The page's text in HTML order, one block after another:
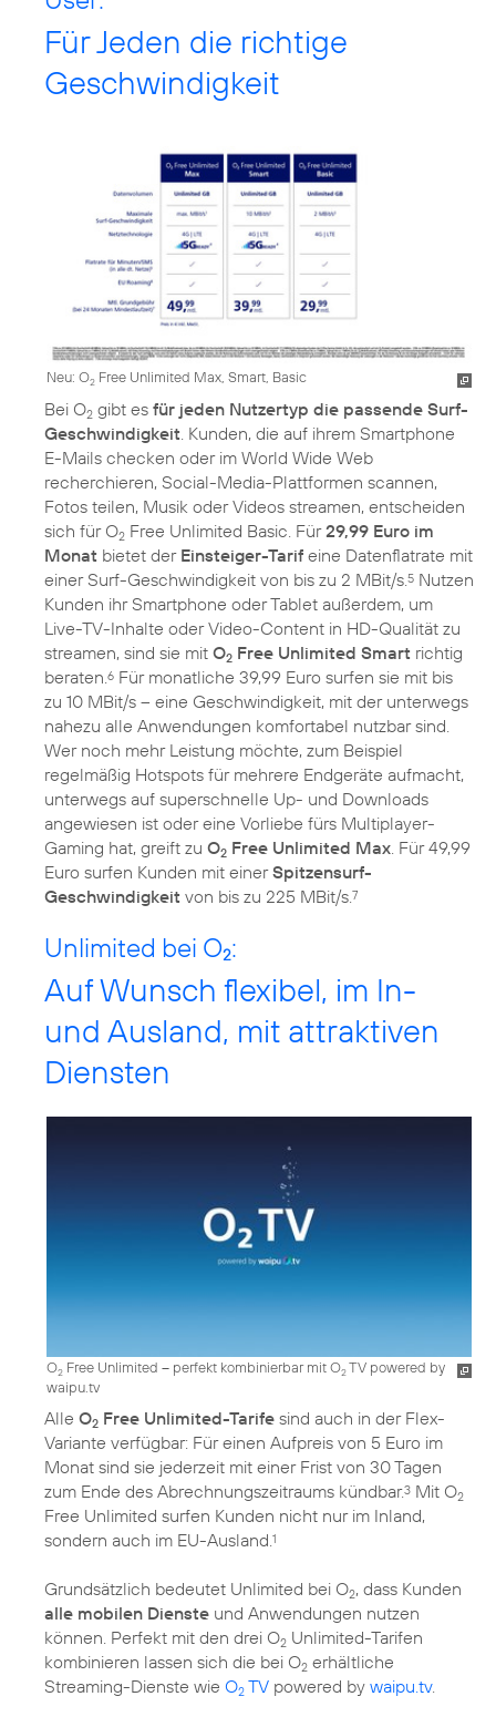
Für Jeden die richtige
Geschwindigkeit
Neu: O2 Free Unlimited Max, Smart, Basic
Bei O2 gibt es für jeden Nutzertyp die passende Surf-
Geschwindigkeit. Kunden, die auf ihrem Smartphone
E-Mails checken oder im World Wide Web
recherchieren, Social-Media-Plattformen scannen,
Fotos teilen, Musik oder Videos streamen, entscheiden
sich für O2 Free Unlimited Basic. Für29,99 Euro im
Monat bietet der Einsteiger-Tarif eine Datenflatrate mit
einer Surf-Geschwindigkeit von bis zu 2 MBit/s.5 Nutzen
Kunden ihr Smartphone oder Tablet außerdem, um
Live-TV-Inhalte oder Video-Content in HD-Qualität zu
streamen, sind sie mit O2 Free Unlimited Smart richtig
beraten.6 Für monatliche 39,99 Euro surfen sie mit bis
zu 10 MBit/s – eine Geschwindigkeit, mit der unterwegs
nahezu alle Anwendungen komfortabel nutzbar sind.
Wer noch mehr Leistung möchte, zum Beispiel
regelmäßig Hotspots für mehrere Endgeräte aufmacht,
unterwegs auf superschnelle Up- und Downloads
angewiesen ist oder eine Vorliebe fürs Multiplayer-
Gaming hat, greift zu O2 Free Unlimited Max. Für 49,99
Euro surfen Kunden mit einerSpitzensurf-
Geschwindigkeit von bis zu 225 MBit/s.7
Unlimited bei O2:
Auf Wunsch flexibel, im In-
und Ausland, mit attraktiven
Diensten
O2 Free Unlimited – perfekt kombinierbar mit O2TV powered by
waipu.tv
Alle O2 Free Unlimited-Tarife sind auch in der Flex-
Variante verfügbar: Für einen Aufpreis von 5 Euro im
Monat sind sie jederzeit mit einer Frist von 30 Tagen
zum Ende des Abrechnungszeitraums kündbar.3 Mit O2
Free Unlimited surfen Kunden nicht nur im Inland,
sondern auch im EU-Ausland. 1
Grundsätzlich bedeutet Unlimited bei O2, dass Kunden
alle mobilen Dienste und Anwendungen nutzen
können. Perfekt mit den drei O2 Unlimited-Tarifen
kombinieren lassen sich die bei O2 erhältliche
Streaming-Dienste wie O2 TV powered by waipu.tv.